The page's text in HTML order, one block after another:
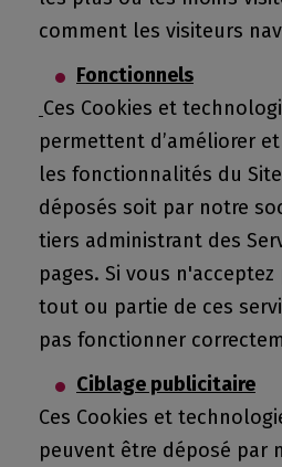
comment les visiteurs
Fonctionnels
Ces Cookies et
permettent d’améliorer
les fonctionnalités du
déposés soit par notre
tiers administrant des
pages. Si vous n'acceptez
tout ou partie de ces
pas fonctionner
Ciblage publicitaire
Ces Cookies et
peuvent être déposé par